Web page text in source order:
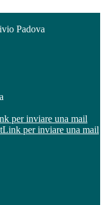
Padova
per inviare una mail
Link per inviare una mail